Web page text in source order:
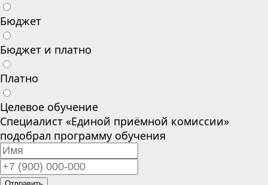
Бюджет
Бюджет и платно
Платно
Целевое обучение
Специалист «Единой приёмной комиссии»
подобрал программу обучения